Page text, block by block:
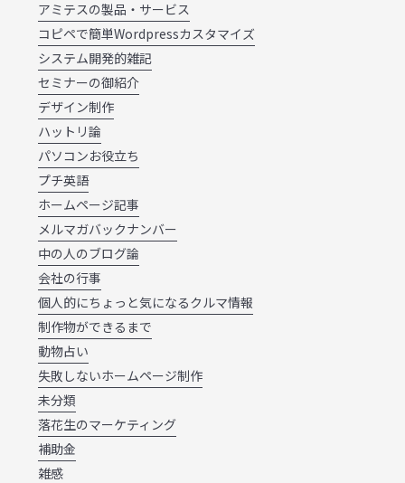
アミテスの製品・サービス
コピペで簡単Wordpressカスタマイズ
システム開発的雑記
セミナーの御紹介
デザイン制作
ハットリ論
パソコンお役立ち
プチ英語
ホームページ記事
メルマガバックナンバー
中の人のブログ論
会社の行事
個人的にちょっと気になるクルマ情報
制作物ができるまで
動物占い
失敗しないホームページ制作
未分類
落花生のマーケティング
補助金
雑感